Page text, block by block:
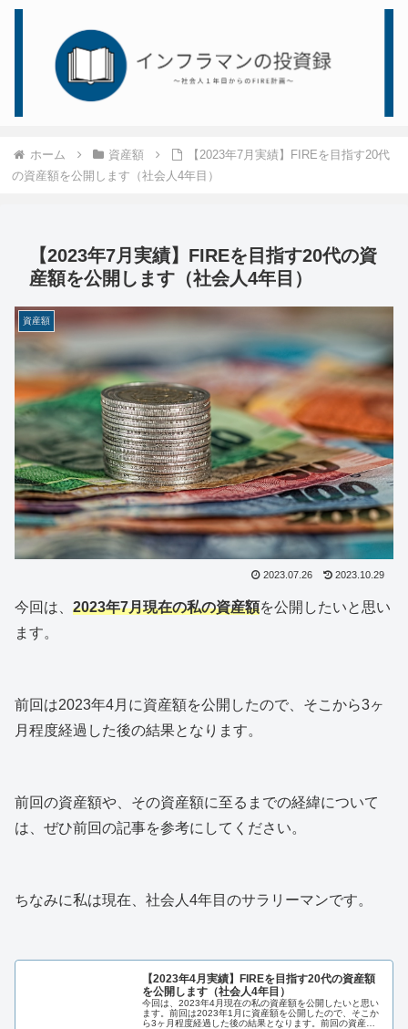
ホーム 資産額
【2023年7月実績】FIREを目指す20代
の資産額を公開します（社会人4年目）
【2023年7月実績】FIREを目指す20代の資
産額を公開します（社会人4年目）
資産額
2023.07.26 2023.10.29
今回は、 2023年7月現在の私の資産額を公開したいと思い
ます。
前回は2023年4月に資産額を公開したので、そこから3ヶ
月程度経過した後の結果となります。
前回の資産額や、その資産額に至るまでの経緯について
は、ぜひ前回の記事を参考にしてください。
ちなみに私は現在、社会人4年目のサラリーマンです。
【2023年4月実績】FIREを目指す20代の資産額
を公開します（社会人4年目）
今回は、2023年4月現在の私の資産額を公開したいと思い
ます。前回は2023年1月に資産額を公開したので、そこか
ら3ヶ月程度経過した後の結果となります。前回の資産額